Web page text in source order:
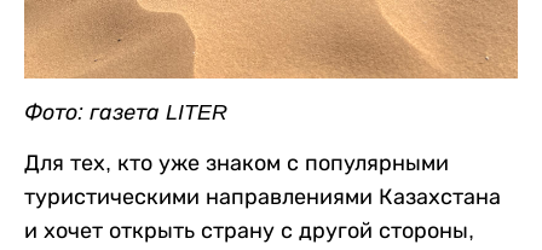
Фото: газета LITER
Для тех, кто уже знаком с популярными
туристическими направлениями Казахстана
и хочет открыть страну с другой стороны,